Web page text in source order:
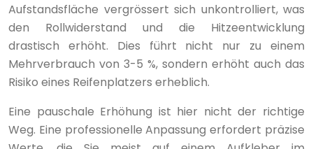
Aufstandsfläche vergrössert sich unkontrolliert, was
den Rollwiderstand und die Hitzeentwicklung
drastisch erhöht. Dies führt nicht nur zu einem
Mehrverbrauch von 3-5 %, sondern erhöht auch das
Risiko eines Reifenplatzers erheblich.
Eine pauschale Erhöhung ist hier nicht der richtige
Weg. Eine professionelle Anpassung erfordert präzise